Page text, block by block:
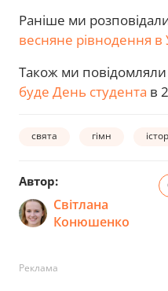
Раніше ми
весняне рівнодення в
Також ми повідомляли
буде День студента в
свята гімн
Автор:
Світлана
Конюшенко
Реклама